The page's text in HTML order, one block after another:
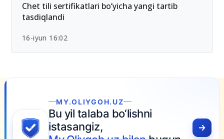
Chet tili sertifikatlari bo‘yicha yangi tartib
tasdiqlandi
16-iyun 16:02